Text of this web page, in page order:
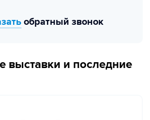
обратный звонок
выставки и последние